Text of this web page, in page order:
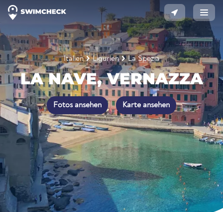
Italien Ligurien La Spezia
LA NAVE, VERNAZZA
Fotos ansehen Karte ansehen